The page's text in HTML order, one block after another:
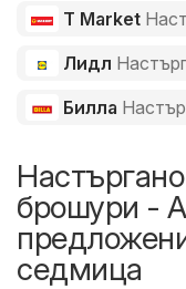
T Market
Лидл
Билла
брошури -
седмица